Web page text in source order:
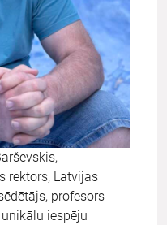
rektors, Latvijas
profesors
iespēju